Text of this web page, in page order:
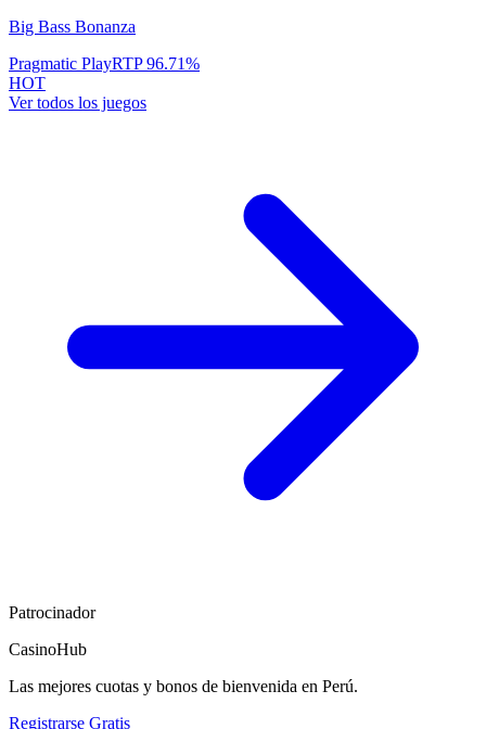
Big Bass Bonanza
Pragmatic PlayRTP96.71%
HOT
Ver todos los juegos
Patrocinador
CasinoHub
Las mejores cuotas y bonos de bienvenida en Perú.
Registrarse Gratis